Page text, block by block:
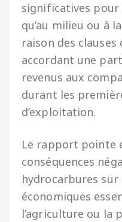
significatives pour
qu’au milieu ou à
raison des
accordant une
revenus aux
durant les
d’exploitation.
Le rapport pointe
conséquences
hydrocarbures sur
économiques
l’agriculture ou la